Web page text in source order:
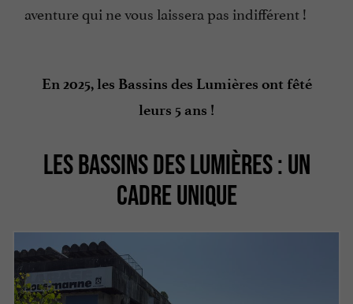
aventure qui ne vous laissera pas indifférent !
En 2025, les Bassins des Lumières ont fêté
leurs 5 ans !
LES BASSINS DES LUMIÈRES : UN
CADRE UNIQUE